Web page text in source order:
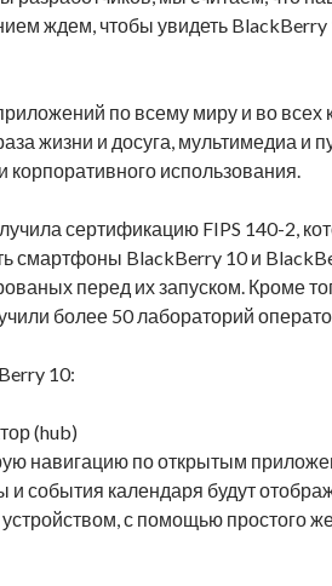
ждем, чтобы увидеть BlackBerry
по всему миру и во всех
жизни и досуга, мультимедиа и
использования.
сертификацию FIPS 140-2,
смартфоны BlackBerry 10 и
перед их запуском. Кроме
более 50 лабораторий
10:
(hub)
навигацию по открытым
события календаря будут
с помощью простого